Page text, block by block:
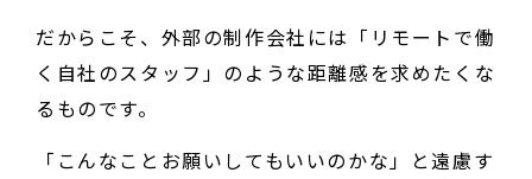
だからこそ、外部の制作会社には「リモートで働
く自社のスタッフ」のような距離感を求めたくな
るものです。
「こんなことお願いしてもいいのかな」と遠慮す